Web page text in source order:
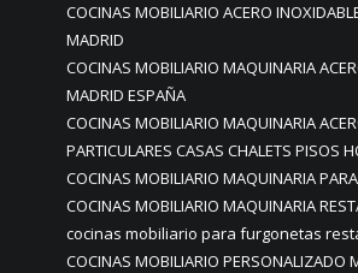
COCINAS MOBILIARIO ACERO
MADRID
COCINAS MOBILIARIO MAQUINARIA
MADRID ESPAÑA
COCINAS MOBILIARIO MAQUINARIA
PARTICULARES CASAS CHALETS PISOS
COCINAS MOBILIARIO MAQUINARIA
COCINAS MOBILIARIO MAQUINARIA
cocinas mobiliario para furgonetas
COCINAS MOBILIARIO PERSONALIZADO